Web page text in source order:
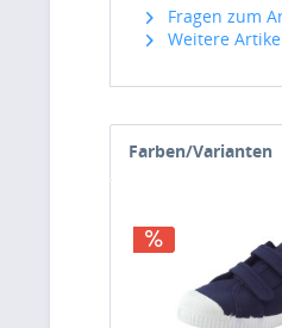
Fragen zum
Weitere
Farben/Varianten